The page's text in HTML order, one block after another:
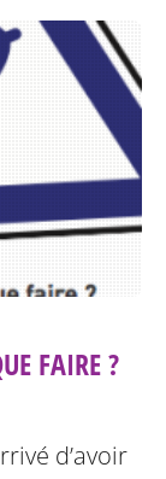
FAIRE ?
d’avoir